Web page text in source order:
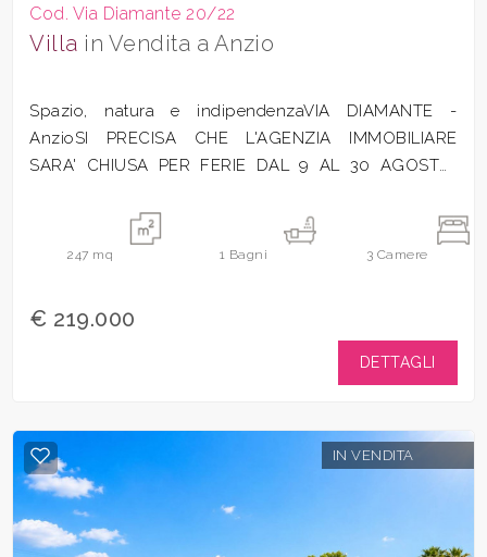
Cod. Via Diamante 20/22
Villa in Vendita a Anzio
Spazio, natura e indipendenzaVIA DIAMANTE -
AnzioSI PRECISA CHE L'AGENZIA IMMOBILIARE
SARA' CHIUSA PER FERIE DAL 9 AL 30 AGOSTO.
247 mq 1 Bagni 3 Camere
€ 219.000
DETTAGLI
IN VENDITA